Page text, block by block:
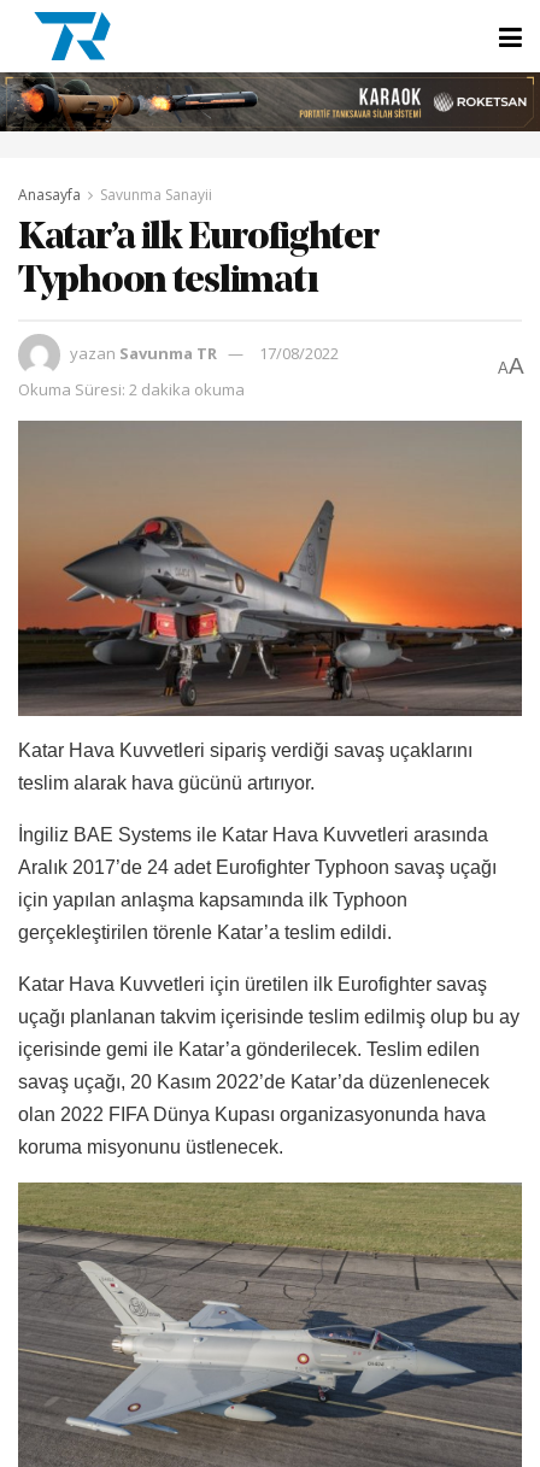
Anasayfa Savunma Sanayii
Katar’a ilk Eurofighter
Typhoon teslimatı
yazan Savunma TR
17/08/2022
Okuma Süresi: 2 dakika okuma
AA
Katar Hava Kuvvetleri sipariş verdiği savaş uçaklarını
teslim alarak hava gücünü artırıyor.
İngiliz BAE Systems ile Katar Hava Kuvvetleri arasında
Aralık 2017’de 24 adet Eurofighter Typhoon savaş uçağı
için yapılan anlaşma kapsamında ilk Typhoon
gerçekleştirilen törenle Katar’a teslim edildi.
Katar Hava Kuvvetleri için üretilen ilk Eurofighter savaş
uçağı planlanan takvim içerisinde teslim edilmiş olup bu ay
içerisinde gemi ile Katar’a gönderilecek. Teslim edilen
savaş uçağı, 20 Kasım 2022’de Katar’da düzenlenecek
olan 2022 FIFA Dünya Kupası organizasyonunda hava
koruma misyonunu üstlenecek.